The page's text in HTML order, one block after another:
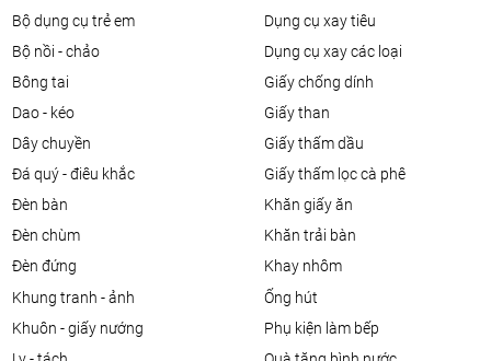
bộ dụng cụ trẻ em
bộ nồi - chảo
bông tai
dao - kéo
dây chuyền
đá quý - điêu khắc
đèn bàn
đèn chùm
đèn đứng
dụng cụ xay tiêu
dụng cụ xay các loại
giấy chống dính
giấy than
giấy thấm dầu
giấy thấm lọc cà phê
khăn giấy ăn
khăn trải bàn
khay nhôm
khung tranh - ảnh
khuôn - giấy nướng
ống hút
phụ kiện làm bếp